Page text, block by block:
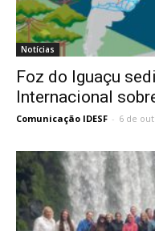
Notícias
Foz do Iguaçu
Internacional
Comunicação IDESF - 6 de